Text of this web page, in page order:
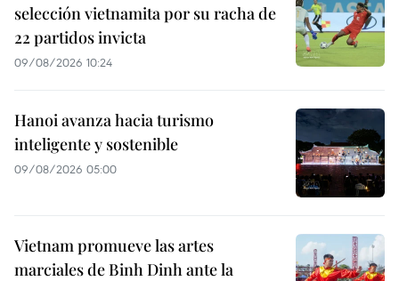
selección vietnamita por su racha de
22 partidos invicta
09/08/2026 10:24
Hanoi avanza hacia turismo
inteligente y sostenible
09/08/2026 05:00
Vietnam promueve las artes
marciales de Binh Dinh ante la